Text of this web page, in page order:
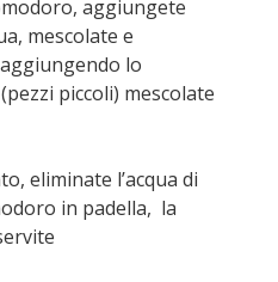
aggiungete
mescolate e
lo
piccoli) mescolate
eliminate l’acqua di
in padella, la